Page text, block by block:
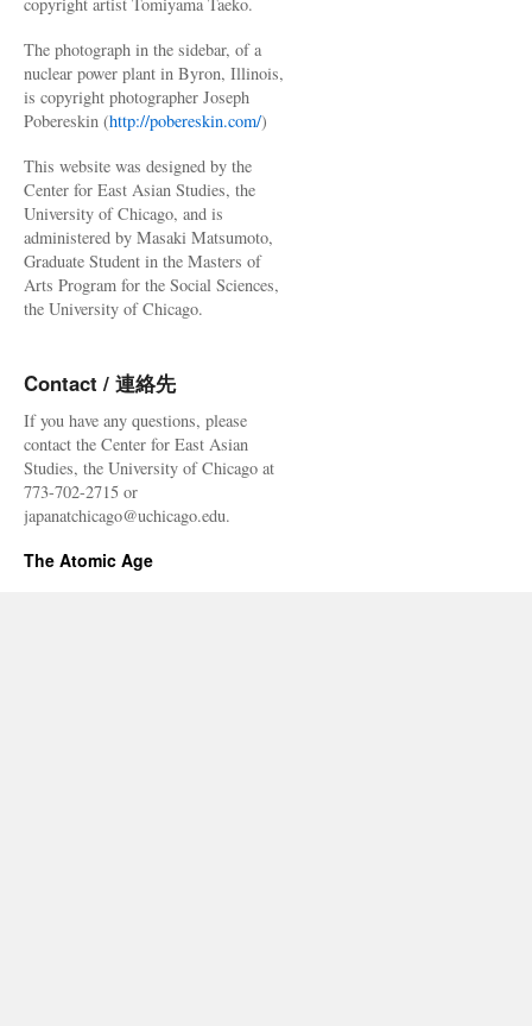
The photograph in the sidebar, of a
nuclear power plant in Byron, Illinois,
is copyright photographer Joseph
Pobereskin (http://pobereskin.com/)
This website was designed by the
Center for East Asian Studies, the
University of Chicago, and is
administered by Masaki Matsumoto,
Graduate Student in the Masters of
Arts Program for the Social Sciences,
the University of Chicago.
Contact / 連絡先
If you have any questions, please
contact the Center for East Asian
Studies, the University of Chicago at
773-702-2715 or
japanatchicago@uchicago.edu.
The Atomic Age